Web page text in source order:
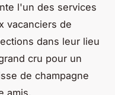
l'un des services
vacanciers de
dans leur lieu
cru pour un
de champagne
amis.